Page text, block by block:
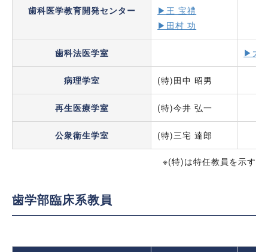
歯科医学教育開発センター
▶王 宝禮
▶田村 功
歯科法医学室 ▶大
病理学室 (特)田中 昭男
再生医療学室 (特)今井 弘一
公衆衛生学室 (特)三宅 達郎
※(特)は特任教員を示す
歯学部臨床系教員